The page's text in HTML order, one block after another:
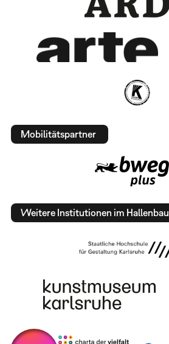
Mobilitätspartner
Weitere Institutionen im Hallenbau